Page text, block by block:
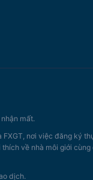
mất.
nơi việc đăng ký
về nhà môi giới
dịch.